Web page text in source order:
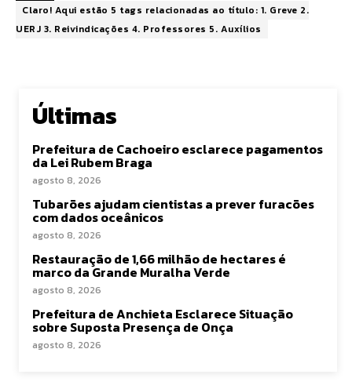
Claro! Aqui estão 5 tags relacionadas ao título: 1. Greve 2.
UERJ 3. Reivindicações 4. Professores 5. Auxílios
Últimas
Prefeitura de Cachoeiro esclarece pagamentos
da Lei Rubem Braga
agosto 8, 2026
Tubarões ajudam cientistas a prever furacões
com dados oceânicos
agosto 8, 2026
Restauração de 1,66 milhão de hectares é
marco da Grande Muralha Verde
agosto 8, 2026
Prefeitura de Anchieta Esclarece Situação
sobre Suposta Presença de Onça
agosto 8, 2026